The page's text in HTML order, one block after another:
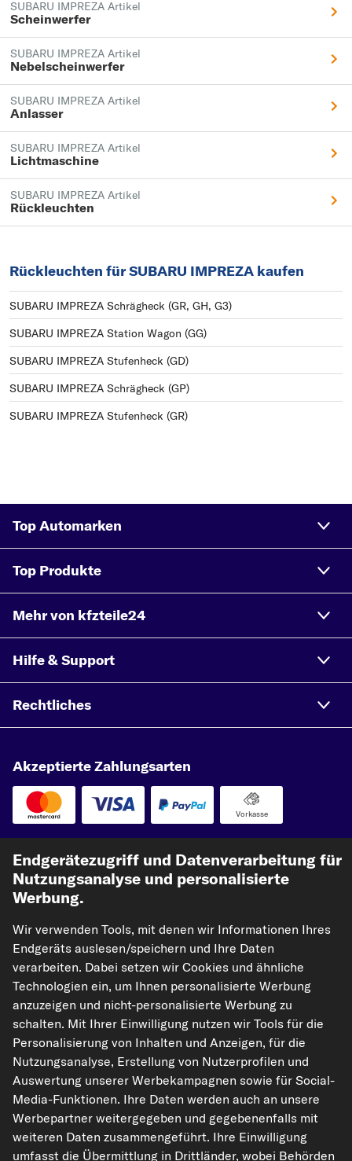
SUBARU IMPREZA Artikel
Scheinwerfer
SUBARU IMPREZA Artikel
Nebelscheinwerfer
SUBARU IMPREZA Artikel
Anlasser
SUBARU IMPREZA Artikel
Lichtmaschine
SUBARU IMPREZA Artikel
Rückleuchten
Rückleuchten für SUBARU IMPREZA kaufen
SUBARU IMPREZA Schrägheck (GR, GH, G3)
SUBARU IMPREZA Station Wagon (GG)
SUBARU IMPREZA Stufenheck (GD)
SUBARU IMPREZA Schrägheck (GP)
SUBARU IMPREZA Stufenheck (GR)
Top Automarken
Top Produkte
Mehr von kfzteile24
Hilfe & Support
Rechtliches
Akzeptierte Zahlungsarten
Vorkasse
kfzteile24.de carpardoo.nl
carpardoo.fr
carpardoo.dk
Die hier dargestellten Daten, insbesondere die gesamte Datenbank, dürfen
nicht vervielfältigt werden. Die Vervielfältigung und Verbreitung der Daten und
Einbeziehung Dritter in solche Aktivitäten ist streng verboten. Jegliche
unautorisierte Nutzung von Inhalten stellt eine Verletzung des Urheberrechts
Endgerätezugriff und Datenverarbeitung für
Nutzungsanalyse und personalisierte
Werbung.
Wir verwenden Tools, mit denen wir Informationen Ihres
Endgeräts auslesen/speichern und Ihre Daten
verarbeiten. Dabei setzen wir Cookies und ähnliche
Technologien ein, um Ihnen personalisierte Werbung
anzuzeigen und nicht-personalisierte Werbung zu
schalten. Mit Ihrer Einwilligung nutzen wir Tools für die
Personalisierung von Inhalten und Anzeigen, für die
Nutzungsanalyse, Erstellung von Nutzerprofilen und
Auswertung unserer Werbekampagnen sowie für Social-
Media-Funktionen. Ihre Daten werden auch an unsere
Werbepartner weitergegeben und gegebenenfalls mit
weiteren Daten zusammengeführt. Ihre Einwilligung
umfasst die Übermittlung in Drittländer, wobei Behörden